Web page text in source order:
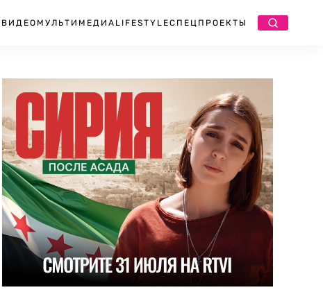
ВИДЕО МУЛЬТИМЕДИА LIFESTYLEСПЕЦПРОЕКТЫ